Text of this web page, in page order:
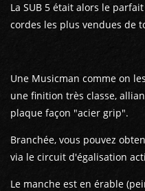
La SUB 5 était alors le
cordes les plus vendues de
Une Musicman comme on
une finition très classe,
plaque façon "acier grip".
Branchée, vous pouvez
via le circuit d'égalisation
Le manche est en érable